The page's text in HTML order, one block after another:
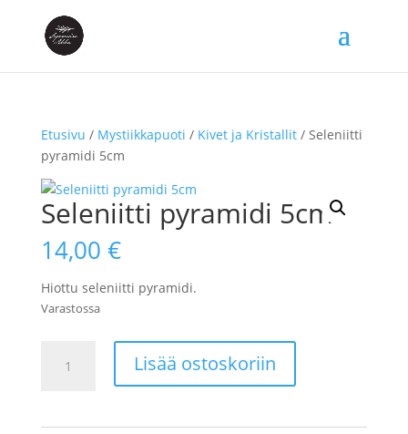
Etusivu / Mystiikkapuoti / Kivet ja Kristallit/ Seleniitti
pyramidi 5cm
Seleniitti pyramidi 5cm
14,00 €
Hiottu seleniitti pyramidi.
Varastossa
pyramidi
Lisää ostoskoriin